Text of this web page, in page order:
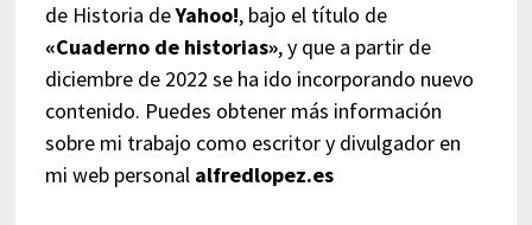
de Historia deYahoo!, bajo el título de
«Cuaderno de historias», y que a partir de
diciembre de 2022 se ha ido incorporando nuevo
contenido. Puedes obtener más información
sobre mi trabajo como escritor y divulgador en
mi web personal alfredlopez.es